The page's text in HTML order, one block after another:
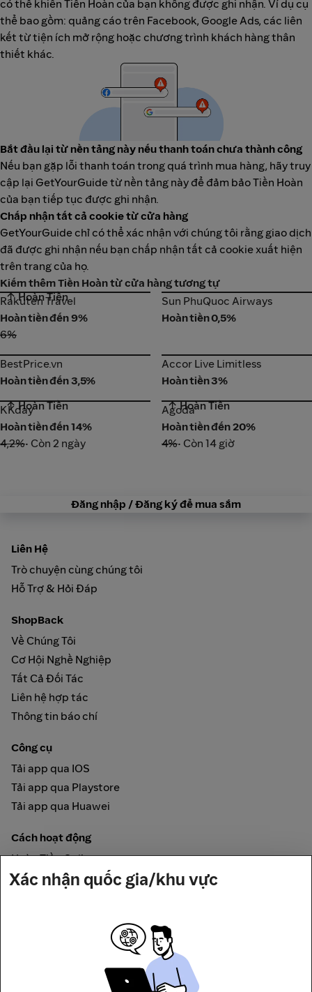
có thể khiến Tiền Hoàn của bạn không được ghi nhận. Ví dụ cụ
thể bao gồm: quảng cáo trên Facebook, Google Ads, các liên
kết từ tiện ích mở rộng hoặc chương trình khách hàng thân
thiết khác.
Bắt đầu lại từ nền tảng này nếu thanh toán chưa thành công
Nếu bạn gặp lỗi thanh toán trong quá trình mua hàng, hãy truy
cập lại GetYourGuide từ nền tảng này để đảm bảo Tiền Hoàn
của bạn tiếp tục được ghi nhận.
Chấp nhận tất cả cookie từ cửa hàng
GetYourGuide chỉ có thể xác nhận với chúng tôi rằng giao dịch
đã được ghi nhận nếu bạn chấp nhận tất cả cookie xuất hiện
trên trang của họ.
Kiếm thêm Tiền Hoàn từ cửa hàng tương tự
Rakuten Travel
↑ Hoàn Tiền
Rakuten Travel
Hoàn tiền đến 9%
6%
Sun PhuQuoc Airways
Sun PhuQuoc Airways
Hoàn tiền 0,5%
BestPrice.vn
BestPrice.vn
Hoàn tiền đến 3,5%
Accor Live Limitless
Accor Live Limitless
Hoàn tiền 3%
KKday
↑ Hoàn Tiền
KKday
Hoàn tiền đến 14%
4,2%• Còn 2 ngày
Agoda
↑ Hoàn Tiền
Agoda
Hoàn tiền đến 20%
4%• Còn 14 giờ
Đăng nhập / Đăng ký để mua sắm
Liên Hệ
Trò chuyện cùng chúng tôi
Hỗ Trợ & Hỏi Đáp
ShopBack
Về Chúng Tôi
Cơ Hội Nghề Nghiệp
Tất Cả Đối Tác
Liên hệ hợp tác
Thông tin báo chí
Công cụ
Tải app qua IOS
Tải app qua Playstore
Tải app qua Huawei
Cách hoạt động
Hoàn Tiền Online
Được đảm bảo bởi
Xác nhận quốc gia/khu vực